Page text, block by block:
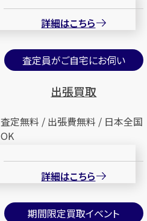
詳細はこちら
査定員がご自宅にお伺い
出張買取
査定無料 / 出張費無料 / 日本全国
OK
詳細はこちら
期間限定買取イベント